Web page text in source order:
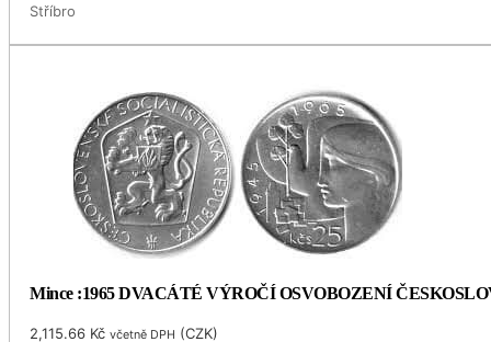
Stříbro
Mince :1965 DVACÁTÉ VÝROČÍ OSVOBOZENÍ
2,115.66 Kč včetně DPH (CZK)